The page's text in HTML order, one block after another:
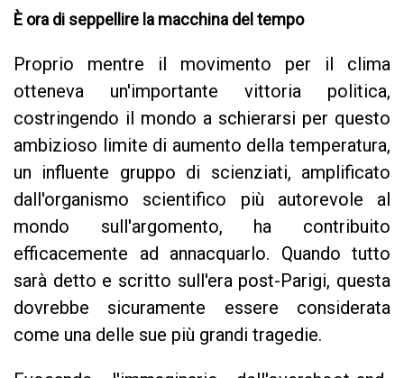
È ora di seppellire la macchina del tempo
Proprio mentre il movimento per il clima
otteneva un'importante vittoria politica,
costringendo il mondo a schierarsi per questo
ambizioso limite di aumento della temperatura,
un influente gruppo di scienziati, amplificato
dall'organismo scientifico più autorevole al
mondo sull'argomento, ha contribuito
efficacemente ad annacquarlo. Quando tutto
sarà detto e scritto sull'era post-Parigi, questa
dovrebbe sicuramente essere considerata
come una delle sue più grandi tragedie.